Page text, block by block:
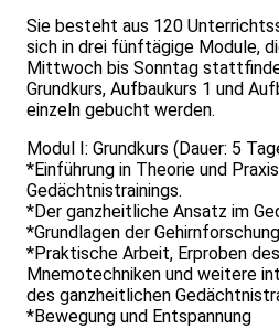
Sie besteht aus 120
sich in drei fünftägige Module,
Mittwoch bis Sonntag
Grundkurs, Aufbaukurs 1 und
einzeln gebucht werden.
Modul I: Grundkurs (Dauer: 5
*Einführung in Theorie und
Gedächtnistrainings.
*Der ganzheitliche Ansatz im
*Grundlagen der
*Praktische Arbeit, Erproben
Mnemotechniken und weitere
des ganzheitlichen
*Bewegung und Entspannung